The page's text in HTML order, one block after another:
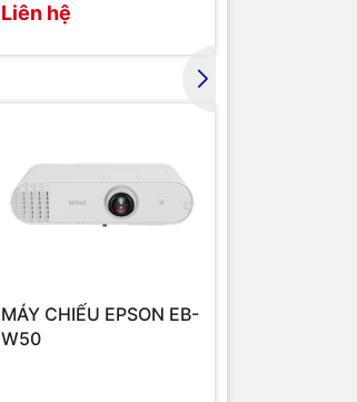
Liên hệ
MÁY CHIẾU EPSON EB-
W50